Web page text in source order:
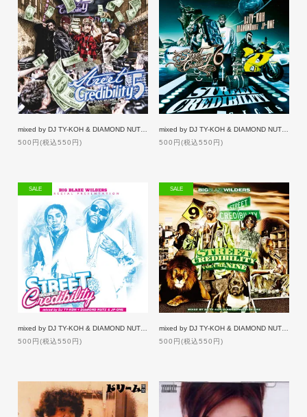
mixed by DJ TY-KOH & DIAMOND NUTZ / STREET CREDIBILITY 5 [50%OFF]
500円(税込550円)
mixed by DJ TY-KOH & DIAMOND NUTZ / STREET CREDIBILITY 6 [50%OFF]
500円(税込550円)
SALE
mixed by DJ TY-KOH & DIAMOND NUTZ / STREET CREDIBILITY 7 [50%OFF]
500円(税込550円)
SALE
mixed by DJ TY-KOH & DIAMOND NUTZ / STREET CREDIBILITY 9 [50%OFF]
500円(税込550円)